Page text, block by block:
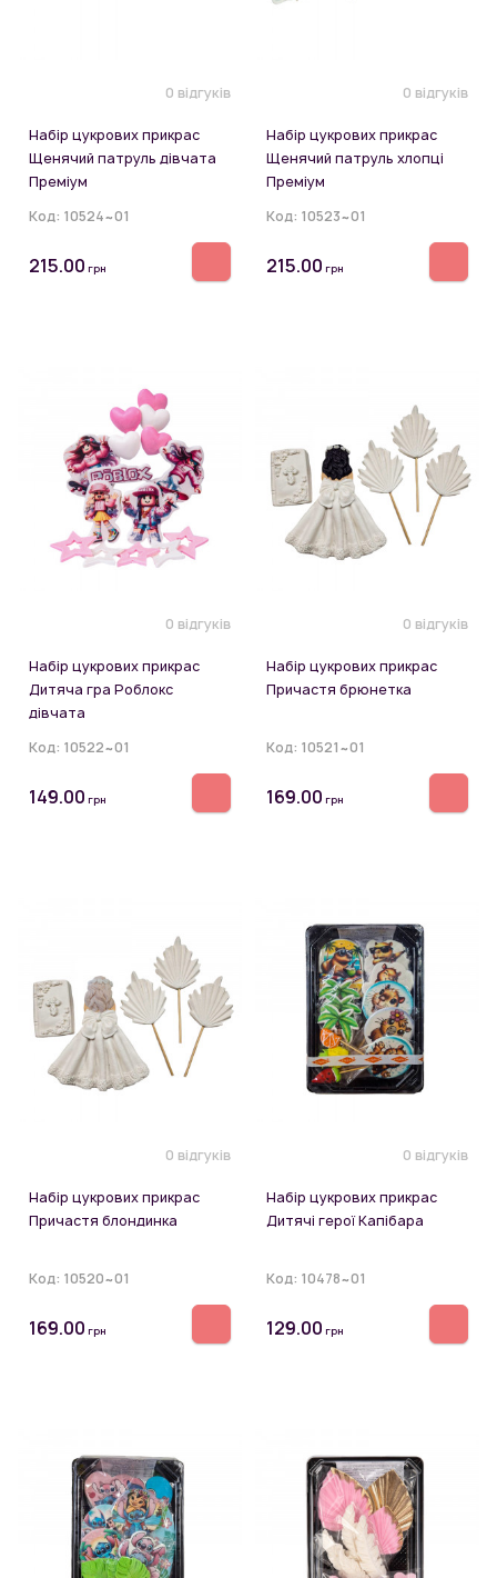
0 відгуків
Набір цукрових прикрас
Щенячий патруль дівчата
Преміум
Код: 10524~01
215.00 грн
0 відгуків
Набір цукрових прикрас
Щенячий патруль хлопці
Преміум
Код: 10523~01
215.00 грн
0 відгуків
Набір цукрових прикрас
Дитяча гра Роблокс
дівчата
Код: 10522~01
149.00 грн
0 відгуків
Набір цукрових прикрас
Причастя брюнетка
Код: 10521~01
169.00 грн
0 відгуків
Набір цукрових прикрас
Причастя блондинка
Код: 10520~01
169.00 грн
0 відгуків
Набір цукрових прикрас
Дитячі герої Капібара
Код: 10478~01
129.00 грн